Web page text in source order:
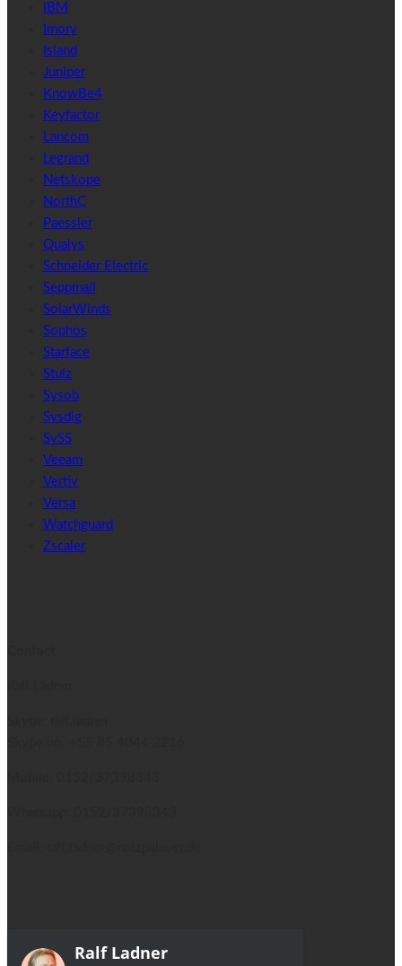
IBM
Imory
Island
Juniper
KnowBe4
Keyfactor
Lancom
Legrand
Netskope
NorthC
Paessler
Qualys
Schneider Electric
Seppmail
SolarWinds
Sophos
Starface
Stulz
Sysob
Sysdig
SySS
Veeam
Vertiv
Versa
Watchguard
Zscaler
Ralf Ladner